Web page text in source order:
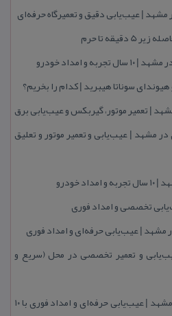
مشهد | عیب‌یابی دقیق و تعمیرگاه حرفه‌ای
تا حرم
و امداد خودرو
سوناتا هیبرید | كدام را بخریم؟
مشهد | عیب‌یابی و تعمیر موتور و تعلیق
تخصصی و امداد فوری
| عیب‌یابی حرفه‌ای و امداد فوری
و تعمیر تخصصی در محل (سریع و
تعمیرگاه تخصصی كوییك در مشهد | عیب‌یابی حرفه‌ای و امداد فوری با ۱۰